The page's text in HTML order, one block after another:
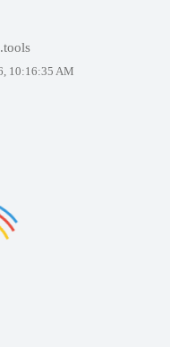
10:16:35 AM